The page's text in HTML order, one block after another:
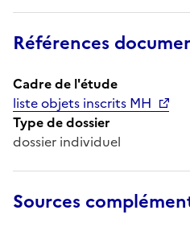
Références
Cadre de l'étude
liste objets inscrits MH
Type de dossier
dossier individuel
Sources